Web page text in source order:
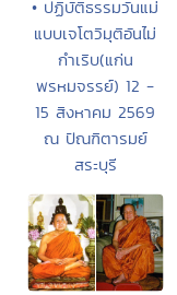
• ปฏิบัติธรรมวันแม่
แบบเจโตวิมุติอันไม่
กำเริบ(แก่น
พรหมจรรย์) 12 -
15 สิงหาคม 2569
ณ ปัณฑิตารมย์
สระบุรี